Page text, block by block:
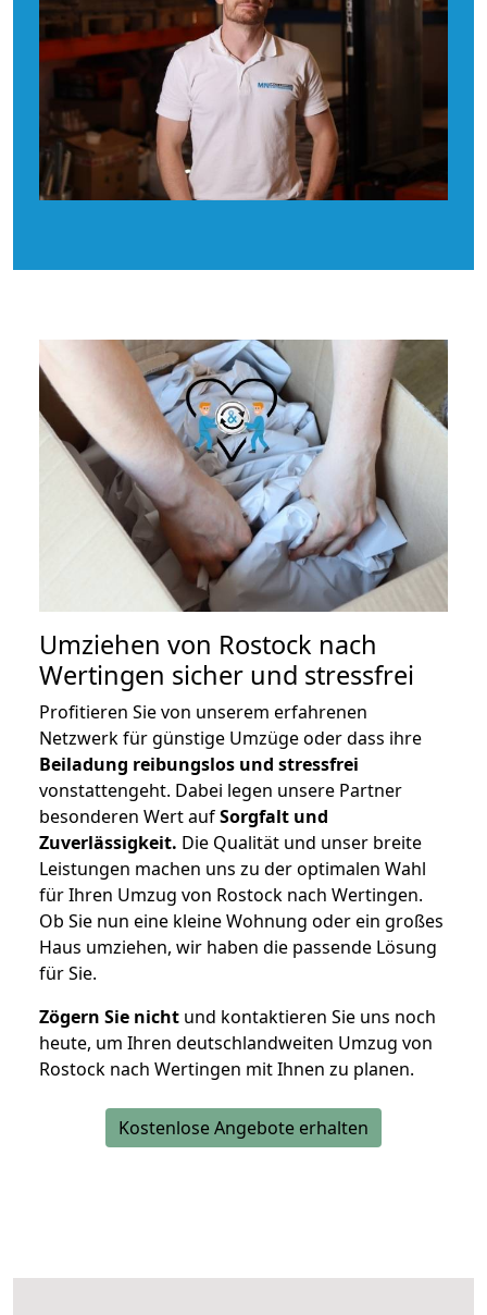
Umziehen von Rostock nach
Wertingen sicher und stressfrei
Profitieren Sie von unserem erfahrenen
Netzwerk für günstige Umzüge oder dass ihre
Beiladung reibungslos und stressfrei
vonstattengeht. Dabei legen unsere Partner
besonderen Wert aufSorgfalt und
Zuverlässigkeit. Die Qualität und unser breite
Leistungen machen uns zu der optimalen Wahl
für Ihren Umzug von Rostock nach Wertingen.
Ob Sie nun eine kleine Wohnung oder ein großes
Haus umziehen, wir haben die passende Lösung
für Sie.
Zögern Sie nicht und kontaktieren Sie uns noch
heute, um Ihren deutschlandweiten Umzug von
Rostock nach Wertingen mit Ihnen zu planen.
Kostenlose Angebote erhalten